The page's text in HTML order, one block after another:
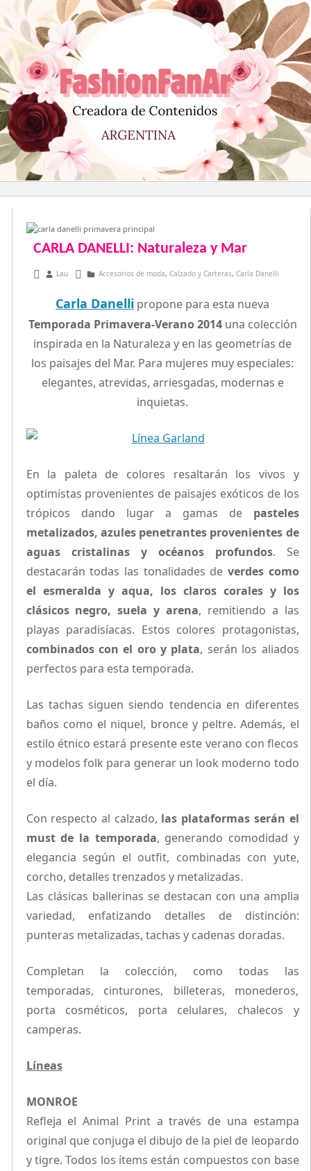
al
contenido
CARLA DANELLI: Naturaleza y Mar
agosto 10, 2013
Lau Accesorios de moda, Calzado y Carteras, Carla Danelli
Carla Danelli propone para esta nueva
Temporada Primavera-Verano 2014una colección
inspirada en la Naturaleza y en las geometrías de
los paisajes del Mar. Para mujeres muy especiales:
elegantes, atrevidas, arriesgadas, modernas e
inquietas.
En la paleta de colores resaltarán los vivos y
optimistas provenientes de paisajes exóticos de los
trópicos dando lugar a gamas de pasteles
metalizados, azules penetrantes provenientes de
aguas cristalinas y océanos profundos. Se
destacarán todas las tonalidades de verdes como
el esmeralda y aqua, los claros corales y los
clásicos negro, suela y arena, remitiendo a las
playas paradisíacas. Estos colores protagonistas,
combinados con el oro y plata, serán los aliados
perfectos para esta temporada.
Las tachas siguen siendo tendencia en diferentes
baños como el niquel, bronce y peltre. Además, el
estilo étnico estará presente este verano con flecos
y modelos folk para generar un look moderno todo
el día.
Con respecto al calzado, las plataformas serán el
must de la temporada, generando comodidad y
elegancia según el outfit, combinadas con yute,
corcho, detalles trenzados y metalizadas.
Las clásicas ballerinas se destacan con una amplia
variedad, enfatizando detalles de distinción:
punteras metalizadas, tachas y cadenas doradas.
Completan la colección, como todas las
temporadas, cinturones, billeteras, monederos,
porta cosméticos, porta celulares, chalecos y
camperas.
Líneas
MONROE
Refleja el Animal Print a través de una estampa
original que conjuga el dibujo de la piel de leopardo
y tigre. Todos los ítems están compuestos con base